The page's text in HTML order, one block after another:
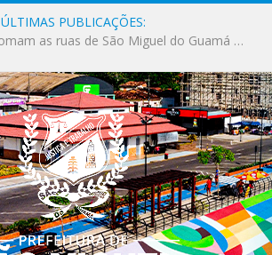
ÚLTIMAS PUBLICAÇÕES:
Milhares de fiéis tomam as ruas de São Miguel do Guamá em uma grande celebração de fé na Marcha para Jesus 2026.